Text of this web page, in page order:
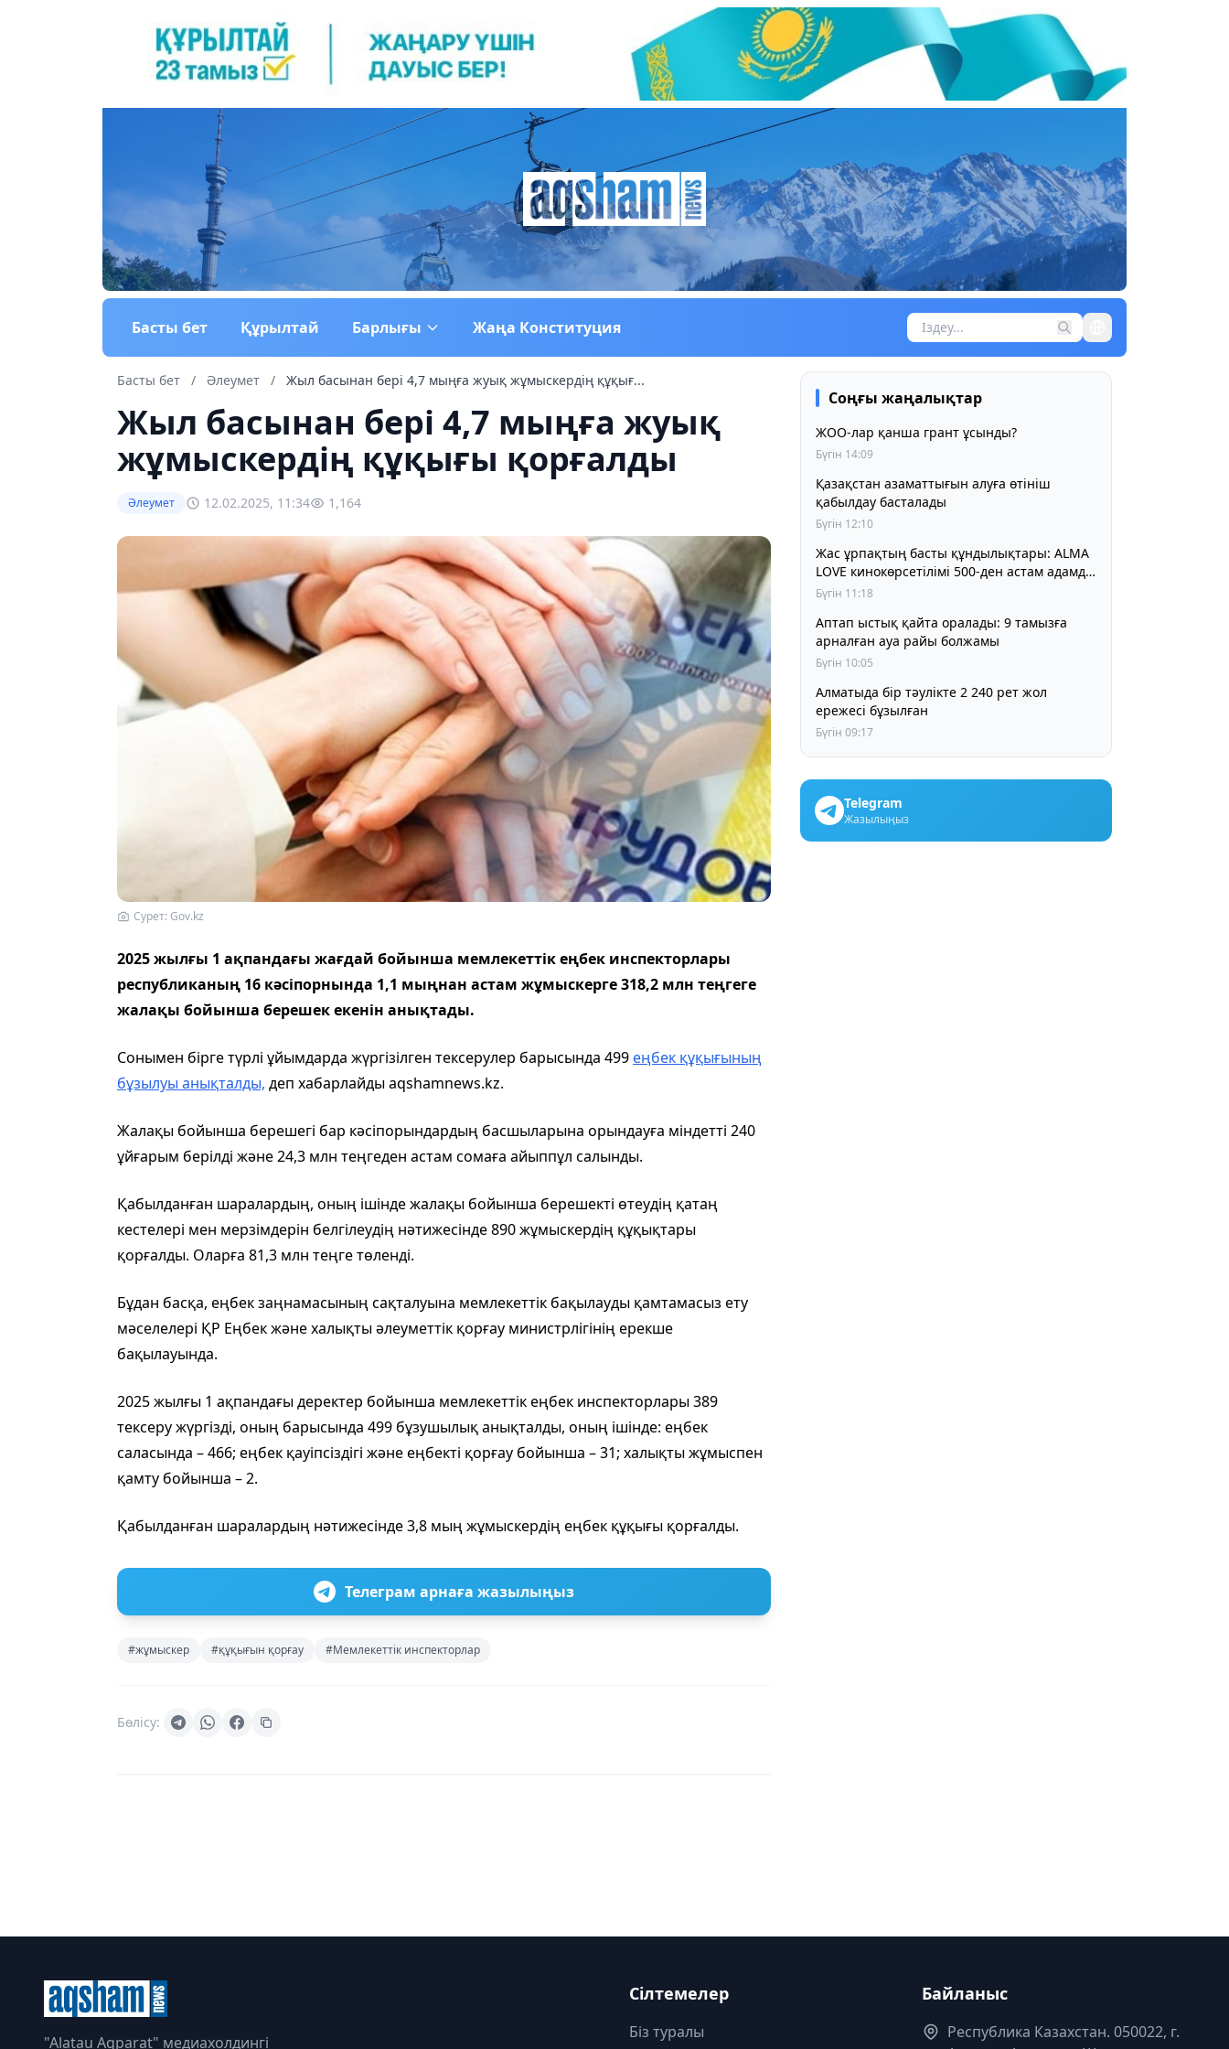
Басты бет Құрылтай Барлығы Жаңа Конституция
Басты бет / Әлеумет / Жыл басынан бері 4,7 мыңға жуық жұмыскердің құқығ...
Жыл басынан бері 4,7 мыңға жуық
жұмыскердің құқығы қорғалды
Әлеумет 12.02.2025, 11:34 1,164
Сурет: Gov.kz
2025 жылғы 1 ақпандағы жағдай бойынша мемлекеттік еңбек инспекторлары
республиканың 16 кәсіпорнында 1,1 мыңнан астам жұмыскерге 318,2 млн теңгеге
жалақы бойынша берешек екенін анықтады.
Сонымен бірге түрлі ұйымдарда жүргізілген тексерулер барысында 499 еңбек құқығының
бұзылуы анықталды, деп хабарлайды aqshamnews.kz.
Жалақы бойынша берешегі бар кәсіпорындардың басшыларына орындауға міндетті 240
ұйғарым берілді және 24,3 млн теңгеден астам сомаға айыппұл салынды.
Қабылданған шаралардың, оның ішінде жалақы бойынша берешекті өтеудің қатаң
кестелері мен мерзімдерін белгілеудің нәтижесінде 890 жұмыскердің құқықтары
қорғалды. Оларға 81,3 млн теңге төленді.
Бұдан басқа, еңбек заңнамасының сақталуына мемлекеттік бақылауды қамтамасыз ету
мәселелері ҚР Еңбек және халықты әлеуметтік қорғау министрлігінің ерекше
бақылауында.
2025 жылғы 1 ақпандағы деректер бойынша мемлекеттік еңбек инспекторлары 389
тексеру жүргізді, оның барысында 499 бұзушылық анықталды, оның ішінде: еңбек
саласында – 466; еңбек қауіпсіздігі және еңбекті қорғау бойынша – 31; халықты жұмыспен
қамту бойынша – 2.
Қабылданған шаралардың нәтижесінде 3,8 мың жұмыскердің еңбек құқығы қорғалды.
Телеграм арнаға жазылыңыз
#жұмыскер #құқығын қорғау #Мемлекеттік инспекторлар
Бөлісу:
Соңғы жаңалықтар
ЖОО-лар қанша грант ұсынды?
Бүгін 14:09
Қазақстан азаматтығын алуға өтініш
қабылдау басталады
Бүгін 12:10
Жас ұрпақтың басты құндылықтары: ALMA
LOVE кинокөрсетілімі 500-ден астам адамды
біріктірді
Бүгін 11:18
Аптап ыстық қайта оралады: 9 тамызға
арналған ауа райы болжамы
Бүгін 10:05
Алматыда бір тәулікте 2 240 рет жол
ережесі бұзылған
Бүгін 09:17
Telegram
Жазылыңыз
"Alatau Aqparat" медиахолдингі
Сілтемелер
Біз туралы
Байланыс
Республика Казахстан. 050022, г.